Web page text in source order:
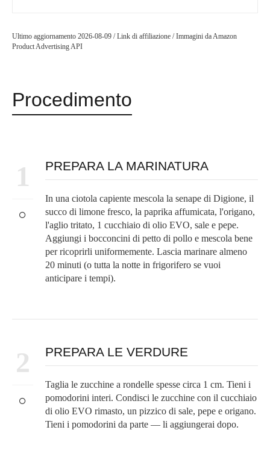
Ultimo aggiornamento 2026-08-09 / Link di affiliazione / Immagini da Amazon
Product Advertising API
Procedimento
1 PREPARA LA MARINATURA
In una ciotola capiente mescola la senape di Digione, il
succo di limone fresco, la paprika affumicata, l'origano,
l'aglio tritato, 1 cucchiaio di olio EVO, sale e pepe.
Aggiungi i bocconcini di petto di pollo e mescola bene
per ricoprirli uniformemente. Lascia marinare almeno
20 minuti (o tutta la notte in frigorifero se vuoi
anticipare i tempi).
2 PREPARA LE VERDURE
Taglia le zucchine a rondelle spesse circa 1 cm. Tieni i
pomodorini interi. Condisci le zucchine con il cucchiaio
di olio EVO rimasto, un pizzico di sale, pepe e origano.
Tieni i pomodorini da parte — li aggiungerai dopo.